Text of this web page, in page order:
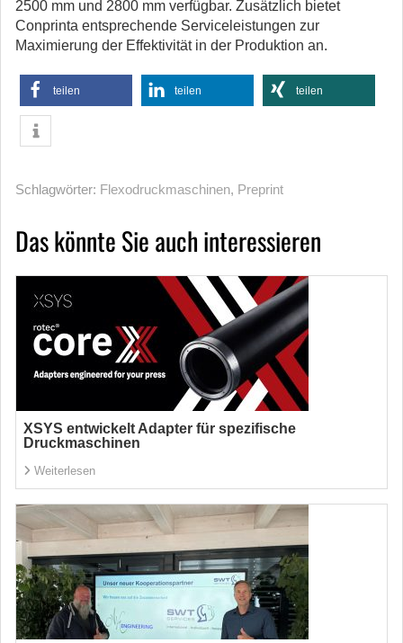
2500 mm und 2800 mm verfügbar. Zusätzlich bietet
Conprinta entsprechende Serviceleistungen zur
Maximierung der Effektivität in der Produktion an.
teilen teilen teilen
Schlagwörter: Flexodruckmaschinen, Preprint
Das könnte Sie auch interessieren
XSYS entwickelt Adapter für spezifische
Druckmaschinen
Weiterlesen